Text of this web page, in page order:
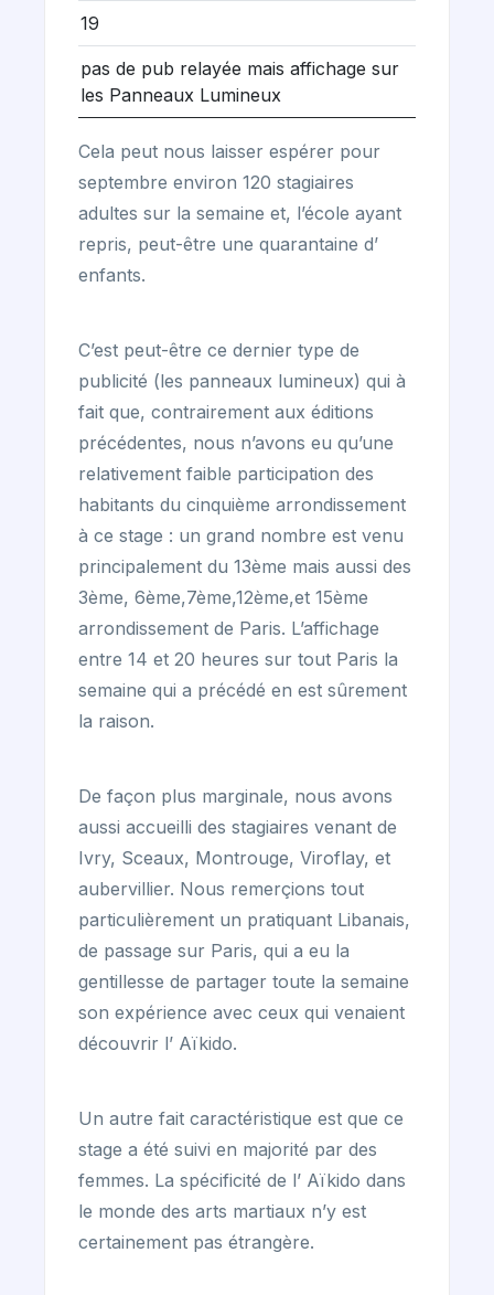
19
pas de pub relayée mais affichage sur
les Panneaux Lumineux
Cela peut nous laisser espérer pour
septembre environ 120 stagiaires
adultes sur la semaine et, l’école ayant
repris, peut-être une quarantaine d’
enfants.
C’est peut-être ce dernier type de
publicité (les panneaux lumineux) qui à
fait que, contrairement aux éditions
précédentes, nous n’avons eu qu’une
relativement faible participation des
habitants du cinquième arrondissement
à ce stage : un grand nombre est venu
principalement du 13ème mais aussi des
3ème, 6ème,7ème,12ème,et 15ème
arrondissement de Paris. L’affichage
entre 14 et 20 heures sur tout Paris la
semaine qui a précédé en est sûrement
la raison.
De façon plus marginale, nous avons
aussi accueilli des stagiaires venant de
Ivry, Sceaux, Montrouge, Viroflay, et
aubervillier. Nous remerçions tout
particulièrement un pratiquant Libanais,
de passage sur Paris, qui a eu la
gentillesse de partager toute la semaine
son expérience avec ceux qui venaient
découvrir l’ Aïkido.
Un autre fait caractéristique est que ce
stage a été suivi en majorité par des
femmes. La spécificité de l’ Aïkido dans
le monde des arts martiaux n’y est
certainement pas étrangère.